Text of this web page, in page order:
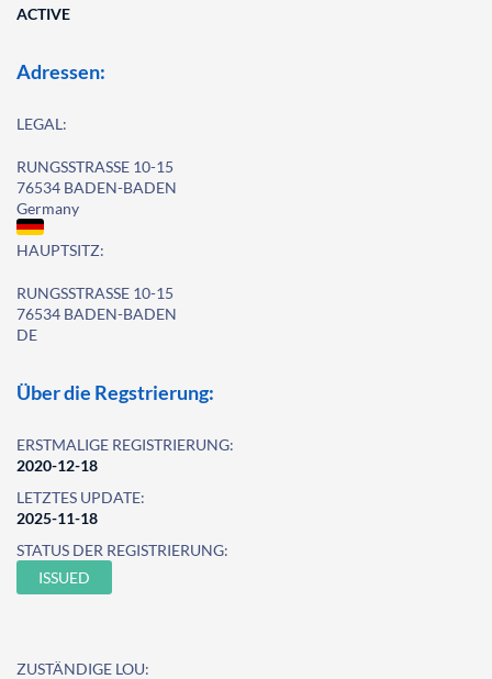
ACTIVE
Adressen:
LEGAL:
RUNGSSTRASSE 10-15
76534 BADEN-BADEN
Germany
HAUPTSITZ:
RUNGSSTRASSE 10-15
76534 BADEN-BADEN
DE
Über die Regstrierung:
ERSTMALIGE REGISTRIERUNG:
2020-12-18
LETZTES UPDATE:
2025-11-18
STATUS DER REGISTRIERUNG:
ISSUED
ZUSTÄNDIGE LOU: